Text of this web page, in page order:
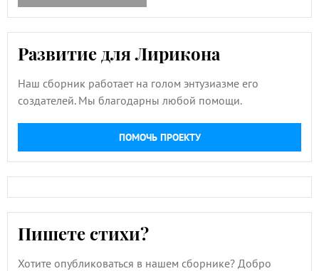
Развитие для Лирикона
Наш сборник работает на голом энтузиазме его
создателей. Мы благодарны любой помощи.
ПОМОЧЬ ПРОЕКТУ
Пишете стихи?
Хотите опубликоваться в нашем сборнике? Добро